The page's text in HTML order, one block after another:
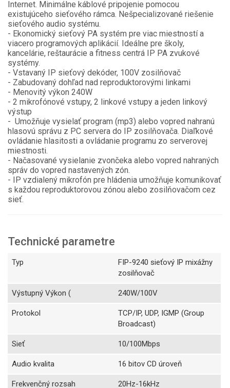
Internet. Minimálne káblové pripojenie pomocou
existujúceho sieťového rámca. Nešpecializované riešenie
sieťového audio systému.
- Ekonomický sieťový PA systém pre viac miestností a
viacero programových aplikácií. Ideálne pre školy,
kancelárie, reštaurácie a fitness centrá IP PA zvukové
systémy.
- Vstavaný IP sieťový dekóder, 100V zosilňovač
- Zabudovaný dohľad nad reproduktorovými linkami
- Menovitý výkon 240W
- 2 mikrofónové vstupy, 2 linkové vstupy a jeden linkový
výstup
- Umožňuje vysielať program (mp3) alebo vopred nahranú
hlasovú správu z PC servera do IP zosilňovača. Diaľkové
ovládanie hlasitosti a ovládanie programu zo serverovej
miestnosti.
- Načasované vysielanie zvončeka alebo vopred nahraných
správ do vopred nastavených zón.
- IP vzdialený mikrofón pre hládenia umožňuje komunikovať
s každou reproduktorovou zónou alebo zosilňovačom cez
sieť.
Technické parametre
Typ
FIP-9240 sieťový IP mixážny
zosilňovač
Výstupný Výkon ( 240W/100V
Protokol
TCP/IP, UDP, IGMP (Group
Broadcast)
Sieť 10/100Mbps
Audio kvalita 16 bitov CD úroveň
Frekvenčný rozsah 20Hz-16kHz